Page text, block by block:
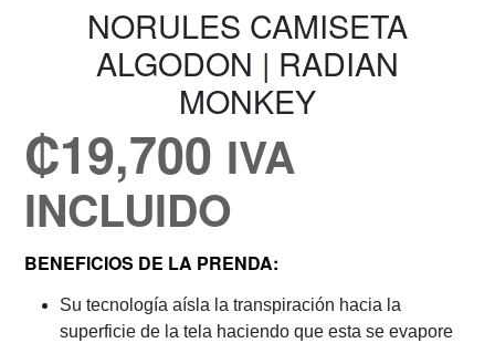
NORULES CAMISETA
ALGODON | RADIAN
MONKEY
₡19,700 IVA
INCLUIDO
BENEFICIOS DE LA PRENDA:
Su tecnología aísla la transpiración hacia la
superficie de la tela haciendo que esta se evapore